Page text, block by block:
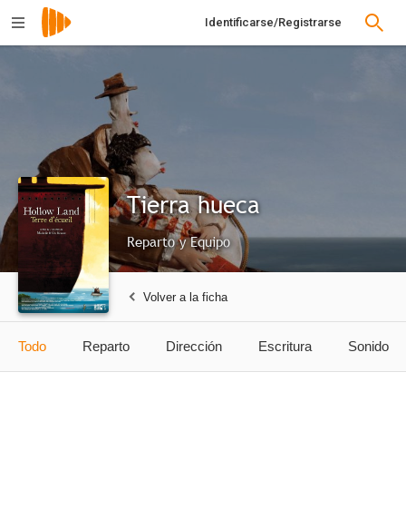
Identificarse/Registrarse
Tierra hueca
Reparto y Equipo
Volver a la ficha
Todo Reparto Dirección Escritura Sonido